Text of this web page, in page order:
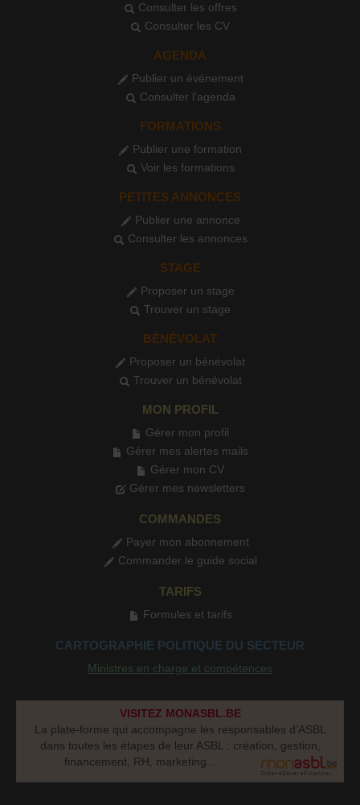
Consulter les offres
Consulter les CV
AGENDA
Publier un événement
Consulter l'agenda
FORMATIONS
Publier une formation
Voir les formations
PETITES ANNONCES
Publier une annonce
Consulter les annonces
STAGE
Proposer un stage
Trouver un stage
BÉNÉVOLAT
Proposer un bénévolat
Trouver un bénévolat
MON PROFIL
Gérer mon profil
Gérer mes alertes mails
Gérer mon CV
Gérer mes newsletters
COMMANDES
Payer mon abonnement
Commander le guide social
TARIFS
Formules et tarifs
CARTOGRAPHIE POLITIQUE DU SECTEUR
Ministres en charge et compétences
VISITEZ MONASBL.BE
La plate-forme qui accompagne les responsables d’ASBL
dans toutes les étapes de leur ASBL : création, gestion,
financement, RH, marketing...